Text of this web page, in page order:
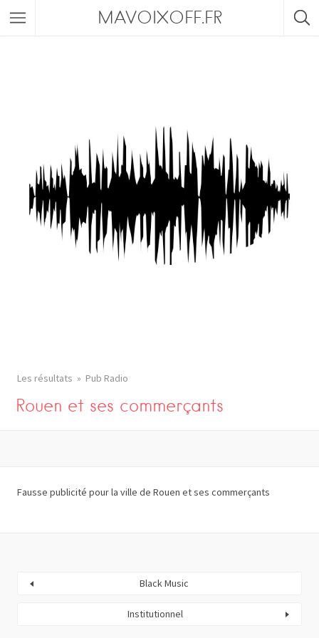
MAVOIXOFF.FR
Les résultats Pub Radio
Rouen et ses commerçants
Fausse publicité pour la ville de Rouen et ses commerçants
Black Music
Institutionnel